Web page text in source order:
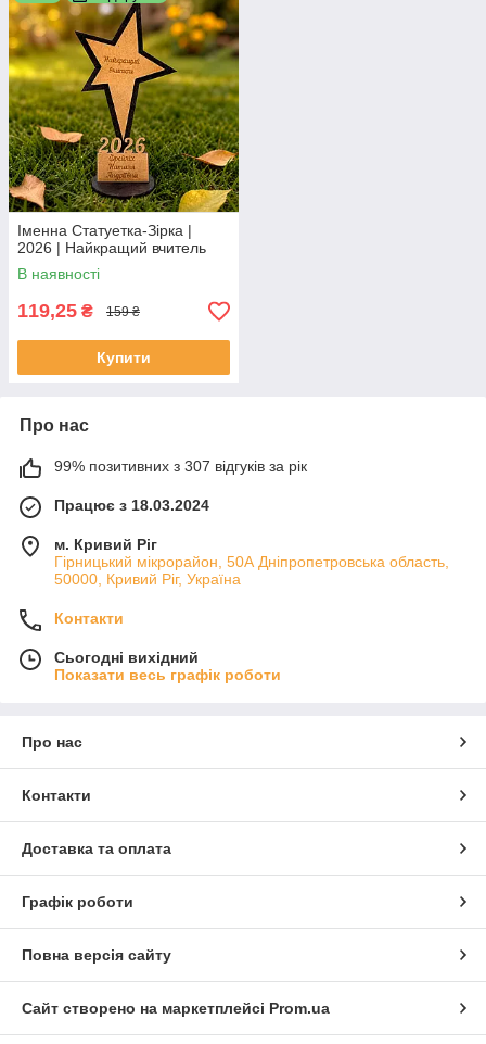
Іменна Статуетка-Зірка |
2026 | Найкращий вчитель
В наявності
119,25 ₴ 159 ₴
Купити
Про нас
99% позитивних з 307 відгуків за рік
Працює з 18.03.2024
м. Кривий Ріг
Гірницький мікрорайон, 50А Дніпропетровська область,
50000, Кривий Ріг, Україна
Контакти
Сьогодні вихідний
Показати весь графік роботи
Про нас
Контакти
Доставка та оплата
Графік роботи
Повна версія сайту
Сайт створено на маркетплейсі Prom.ua